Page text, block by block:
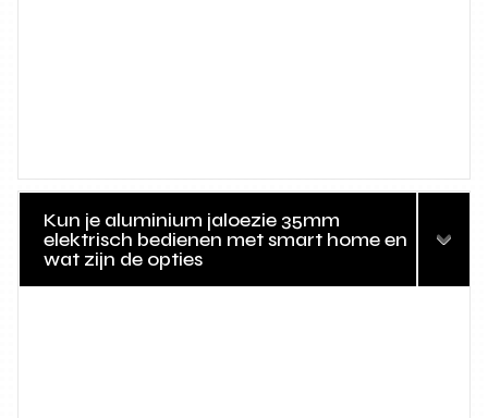
Kun je aluminium jaloezie 35mm
elektrisch bedienen met smart home en
wat zijn de opties